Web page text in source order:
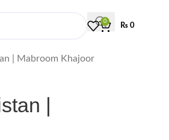
0
₨0
| Mabroom Khajoor
|